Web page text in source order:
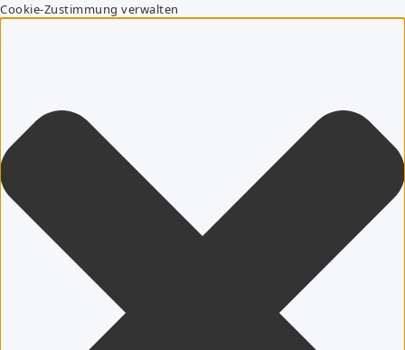
Cookie-Zustimmung verwalten